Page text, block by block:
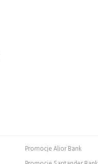
Promocje Alior Bank